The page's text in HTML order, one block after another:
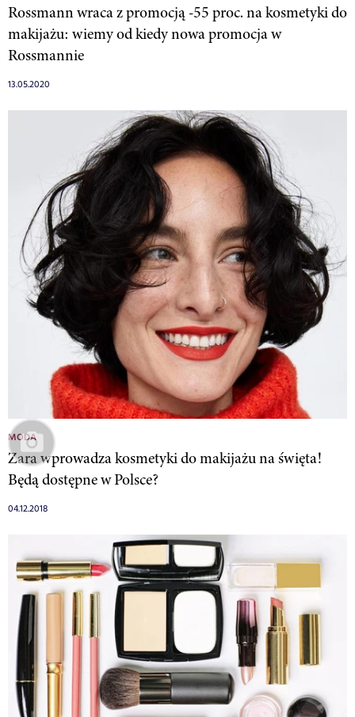
Rossmann wraca z promocją -55 proc. na kosmetyki do
makijażu: wiemy od kiedy nowa promocja w
Rossmannie
13.05.2020
MODA
Zara wprowadza kosmetyki do makijażu na święta!
Będą dostępne w Polsce?
04.12.2018